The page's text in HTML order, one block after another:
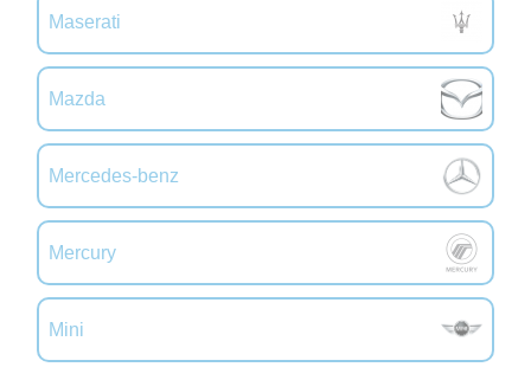
Maserati
Mazda
Mercedes-benz
Mercury
Mini